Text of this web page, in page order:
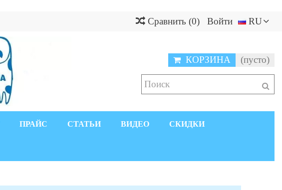
RU
Войти
Сравнить (0)
КОРЗИНА (пусто)
ПРАЙС СТАТЬИ ВИДЕО СКИДКИ